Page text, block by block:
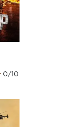
0/10